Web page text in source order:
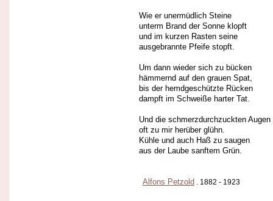
Wie er unermüdlich Steine
unterm Brand der Sonne klopft
und im kurzen Rasten seine
ausgebrannte Pfeife stopft.
Um dann wieder sich zu bücken
hämmernd auf den grauen Spat,
bis der hemdgeschützte Rücken
dampft im Schweiße harter Tat.
Und die schmerzdurchzuckten Augen
oft zu mir herüber glühn.
Kühle und auch Haß zu saugen
aus der Laube sanftem Grün.
Alfons Petzold . 1882 - 1923